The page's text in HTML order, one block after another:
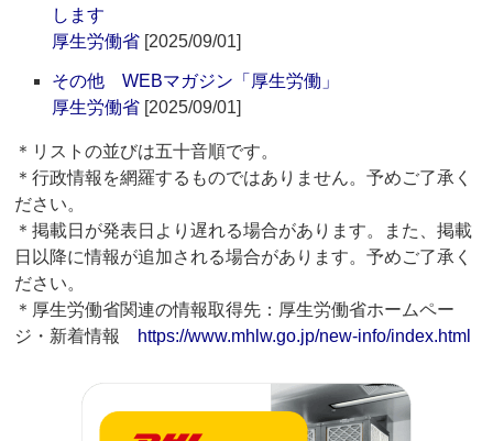
します
厚生労働省 [2025/09/01]
その他 WEBマガジン「厚生労働」
厚生労働省 [2025/09/01]
＊リストの並びは五十音順です。
＊行政情報を網羅するものではありません。予めご了承く
ださい。
＊掲載日が発表日より遅れる場合があります。また、掲載
日以降に情報が追加される場合があります。予めご了承く
ださい。
＊厚生労働省関連の情報取得先：厚生労働省ホームペー
ジ・新着情報 https://www.mhlw.go.jp/new-info/index.html